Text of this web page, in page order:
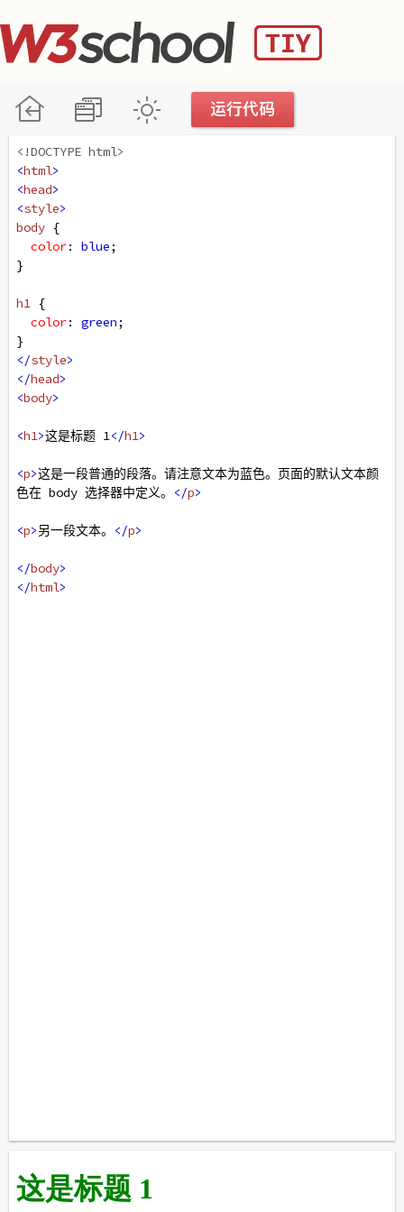
<!DOCTYPE html>
<html>
<head>
<style>
body {
color: blue;
}
h1 {
color: green;
}
</style>
</head>
<body>
<h1>这是标题 1</h1>
<p>这是一段普通的段落。请注意文本为蓝色。页面的默认文本颜
色在 body 选择器中定义。
</p>
<p>另一段文本。 </p>
</body>
</html>